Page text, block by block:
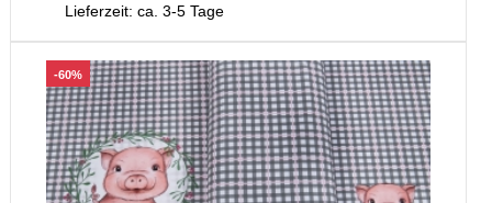
Lieferzeit: ca. 3-5 Tage
-60%